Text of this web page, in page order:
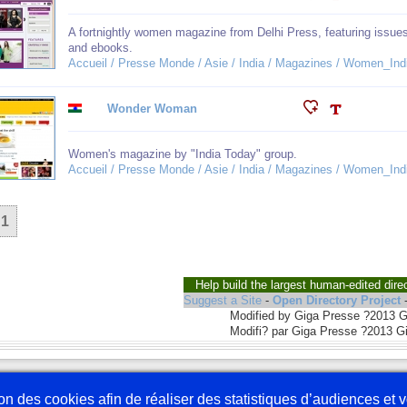
A fortnightly women magazine from Delhi Press, featuring
and ebooks.
Accueil / Presse Monde / Asie / India / Magazines /
Wonder Woman
Women's magazine by "India Today" group.
Accueil / Presse Monde / Asie / India / Magazines /
1
Help build the largest human-edited
Suggest a Site -Open Directory Project -
Modified by Giga Presse ?2013
Modifi? par Giga Presse ?2013
En
Nous écrire
des cookies afin de réaliser des statistiques d’audiences et